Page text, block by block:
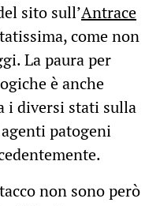
sito sull’Antrace
come non
La paura per
è anche
i diversi stati sulla
patogeni
non sono però